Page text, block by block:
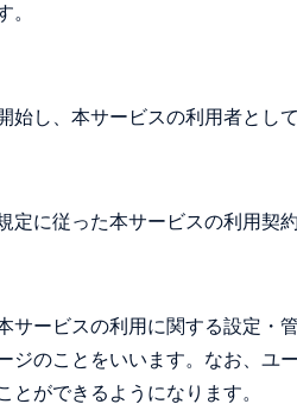
。
し、本サービスの利用者とし
に従った本サービスの利用契
サービスの利用に関する設定
のことをいいます。なお、ユ
ができるようになります。